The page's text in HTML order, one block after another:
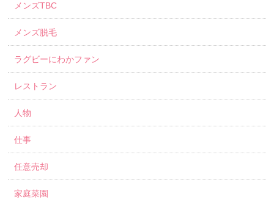
メンズTBC
メンズ脱毛
ラグビーにわかファン
レストラン
人物
仕事
任意売却
家庭菜園